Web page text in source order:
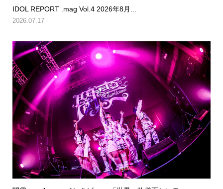
IDOL REPORT .mag Vol.4 2026年8月...
2026.07.17